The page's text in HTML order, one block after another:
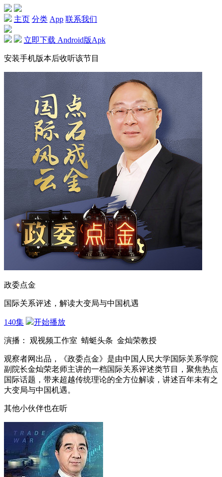
主页 分类 App 联系我们
立即下载 Android版Apk
安装手机版本后收听该节目
政委点金
国际关系评述，解读大变局与中国机遇
140集 开始播放
演播： 观视频工作室 蜻蜓头条 金灿荣教授
观察者网出品，《政委点金》是由中国人民大学国际关系学院
副院长金灿荣老师主讲的一档国际关系评述类节目，聚焦热点
国际话题，带来超越传统理论的全方位解读，讲述百年未有之
大变局与中国机遇。
其他小伙伴也在听